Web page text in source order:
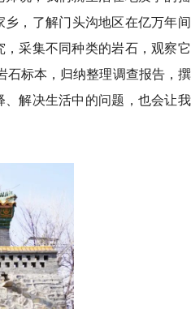
乡，了解门头沟地区在亿万年
采集不同种类的岩石，观察
标本，归纳整理调查报告，
解决生活中的问题，也会让